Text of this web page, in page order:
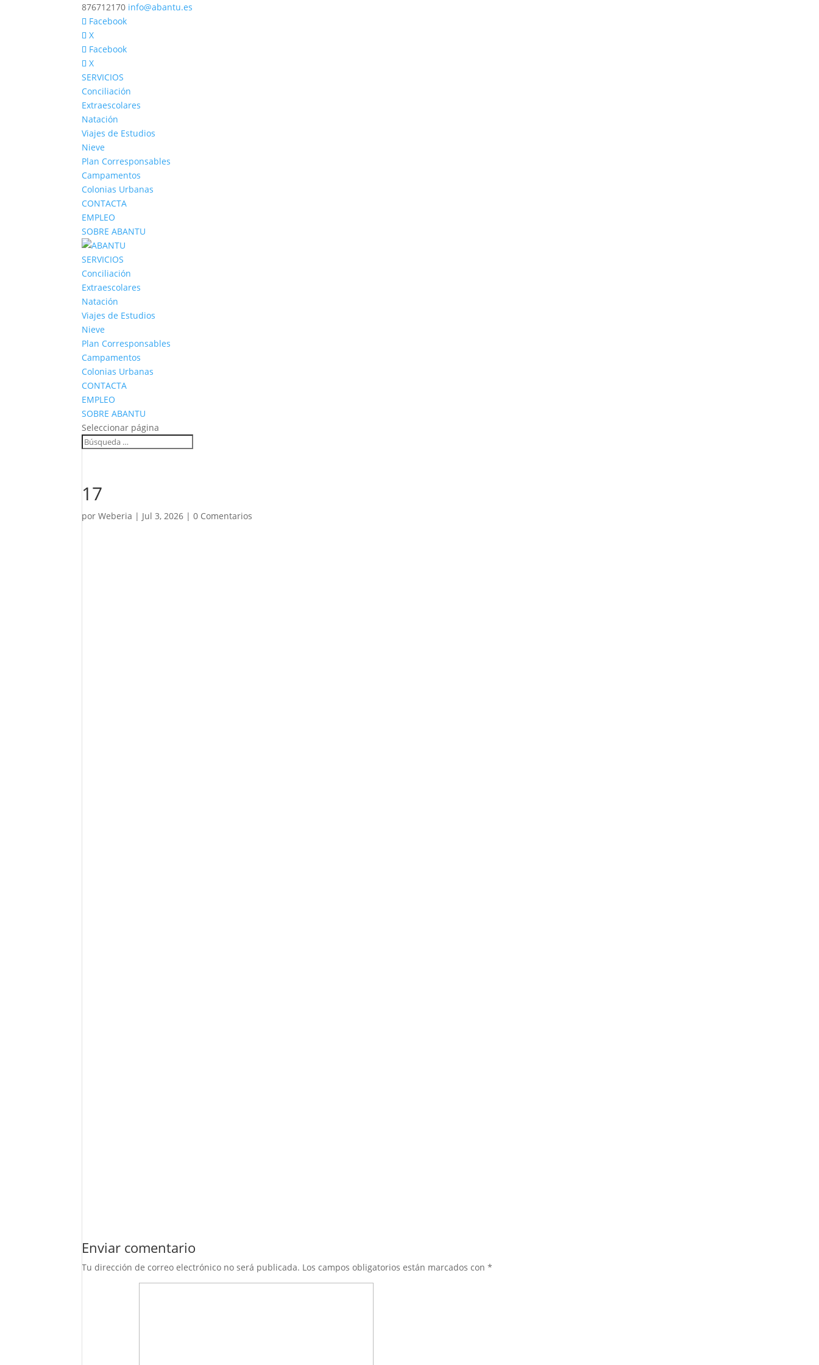
876712170 info@abantu.es
Facebook
X
Facebook
X
SERVICIOS
Conciliación
Extraescolares
Natación
Viajes de Estudios
Nieve
Plan Corresponsables
Campamentos
Colonias Urbanas
CONTACTA
EMPLEO
SOBRE ABANTU
SERVICIOS
Conciliación
Extraescolares
Natación
Viajes de Estudios
Nieve
Plan Corresponsables
Campamentos
Colonias Urbanas
CONTACTA
EMPLEO
SOBRE ABANTU
Seleccionar página
17
porWeberia | Jul 3, 2026 |0 Comentarios
Enviar comentario
Tu dirección de correo electrónico no será publicada. Los campos obligatorios están marcados con*